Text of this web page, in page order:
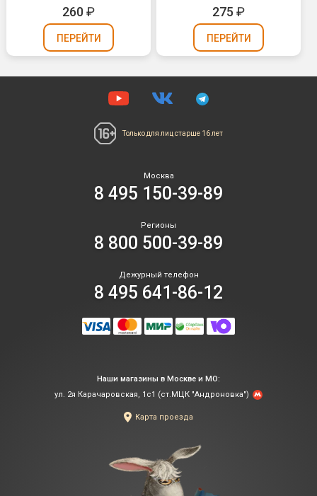
260₽
ПЕРЕЙТИ
сбудутся!"
(желтый)
275 ₽
ПЕРЕЙТИ
Только для лиц старше 16 лет
Москва
8 495 150-39-89
Регионы
8 800 500-39-89
Дежурный телефон
8 495 641-86-12
Наши магазины в Москве и МО:
ул. 2я Карачаровская, 1с1 (ст.МЦК "Андроновка")
Карта проезда